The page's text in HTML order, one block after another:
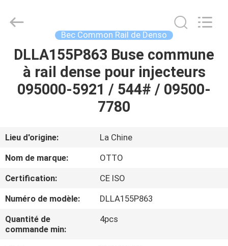
MAISON
À
PROPOS
NOUS
OTTO
AUTO
Reserved.
Bec Common Rail de Denso
DLLA155P863 Buse commune
à rail dense pour injecteurs
095000-5921 / 544# / 09500-
7780
Lieu d'origine:
La Chine
Nom de marque:
OTTO
Certification:
CE ISO
Numéro de modèle:
DLLA155P863
Quantité de
commande min:
4pcs